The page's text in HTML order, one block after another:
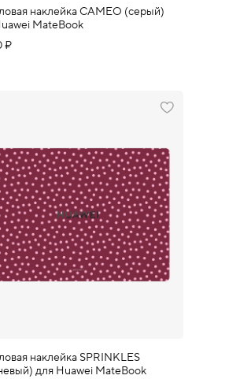
наклейка CAMEO (серый)
MateBook
₽
наклейка SPRINKLES
для Huawei MateBook